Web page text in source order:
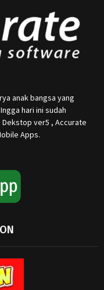
anak bangsa yang
hari ini sudah
ver5 , Accurate
Apps.